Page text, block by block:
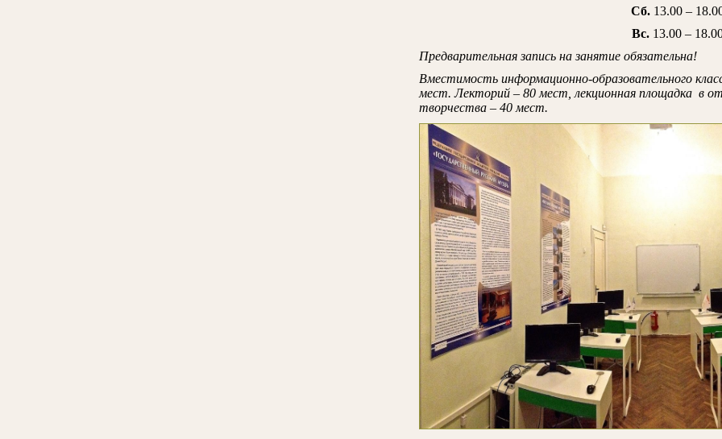
Сб. 13.00 –
Вс. 13.00 –
Предварительная запись на занятие обязательна!
Вместимость информационно-образовательного
мест. Лекторий – 80 мест, лекционная площадка в
творчества – 40 мест.